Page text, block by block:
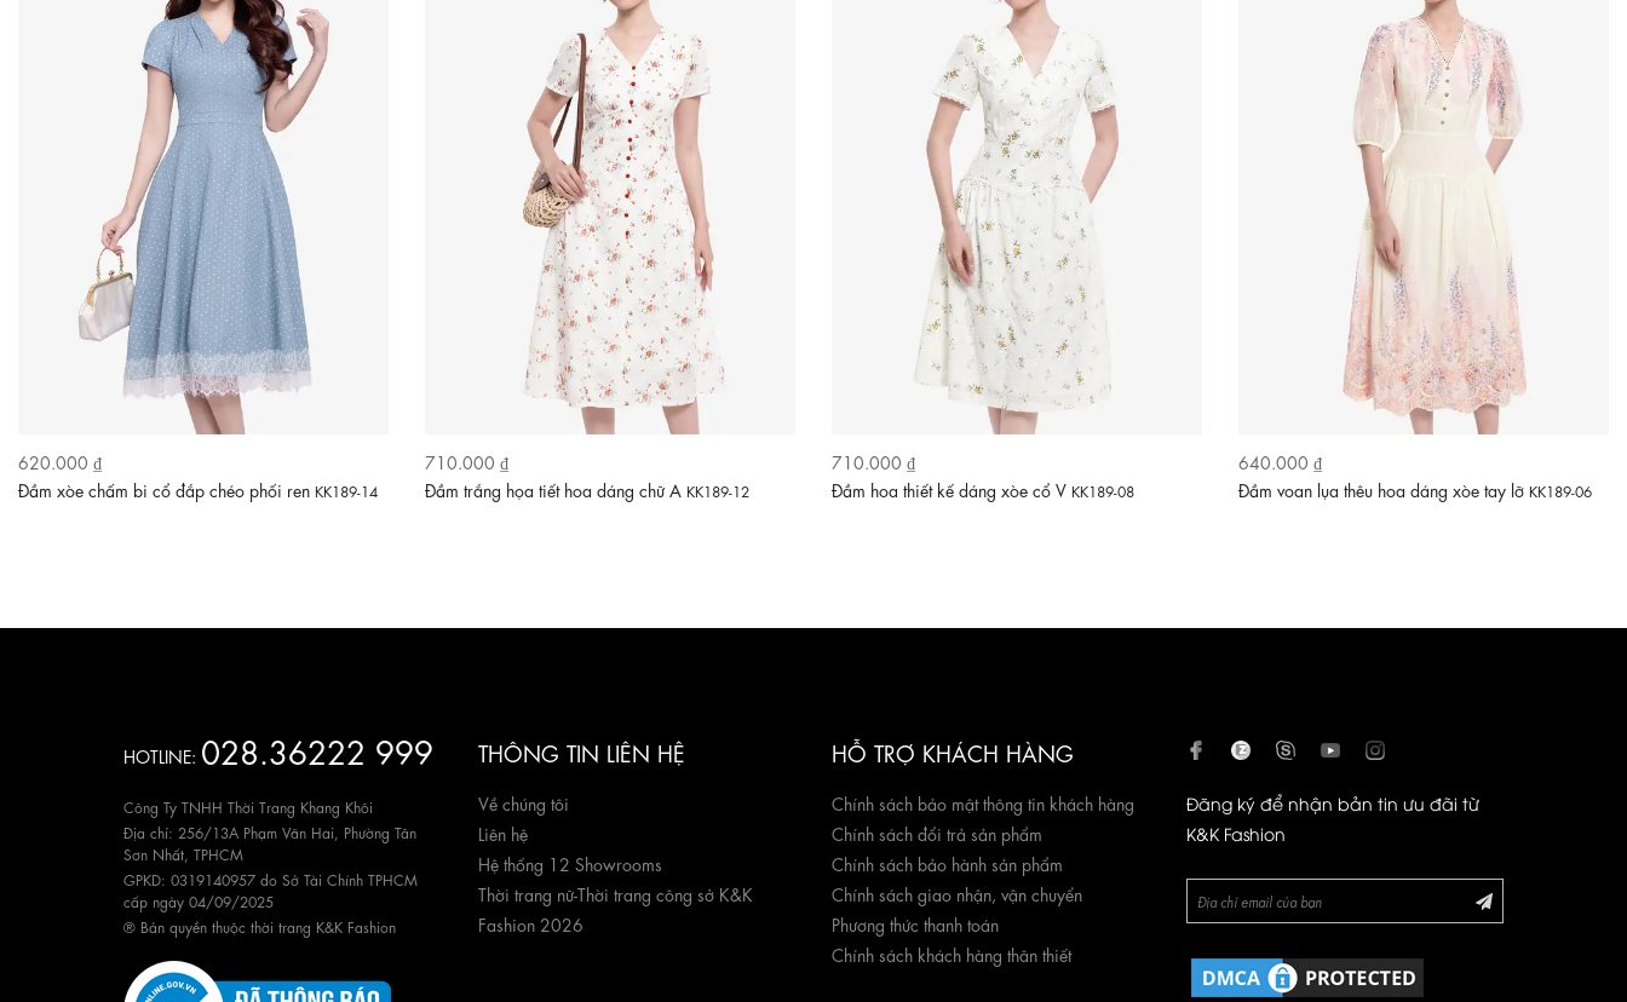
620.000 ₫
Đầm xòe chấm bi cổ đắp chéo phối ren KK189-14
710.000 ₫
Đầm trắng họa tiết hoa dáng chữ A KK189-12
710.000 ₫
Đầm hoa thiết kế dáng xòe cổ V KK189-08
640.000 ₫
Đầm voan lụa thêu hoa dáng xòe tay lỡ KK189-06
HOTLINE: 028.36222 999
Công Ty TNHH Thời Trang Khang Khôi
Địa chỉ: 256/13A Phạm Văn Hai, Phường Tân
Sơn Nhất, TPHCM
GPKD: 0319140957 do Sở Tài Chính TPHCM
cấp ngày 04/09/2025
® Bản quyền thuộc thời trang K&K Fashion
THÔNG TIN LIÊN HỆ
Về chúng tôi
Liên hệ
Hệ thống 12 Showrooms
Thời trang nữ-Thời trang công sở K&K
Fashion 2026
HỖ TRỢ KHÁCH HÀNG
Chính sách bảo mật thông tin khách hàng
Chính sách đổi trả sản phẩm
Chính sách bảo hành sản phẩm
Chính sách giao nhận, vận chuyển
Phương thức thanh toán
Chính sách khách hàng thân thiết
Đăng ký để nhận bản tin ưu đãi từ
K&K Fashion